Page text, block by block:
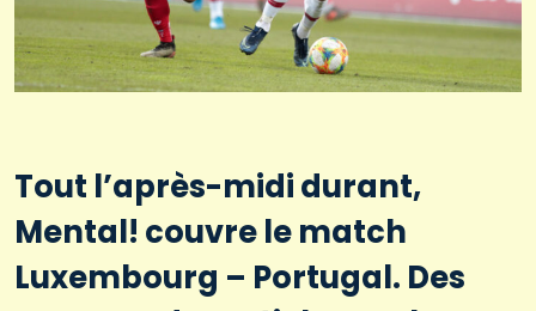
Tout l’après-midi durant,
Mental! couvre le match
Luxembourg – Portugal. Des